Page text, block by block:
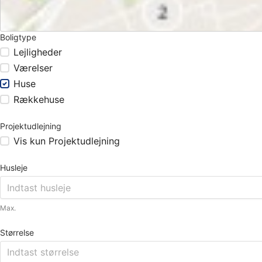
Boligtype
Lejligheder
Værelser
Huse
Rækkehuse
Projektudlejning
Vis kun Projektudlejning
Husleje
Max.
Størrelse